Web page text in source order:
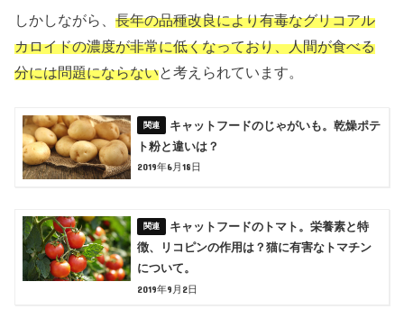
しかしながら、長年の品種改良により有毒なグリコアル
カロイドの濃度が非常に低くなっており、人間が食べる
分には問題にならないと考えられています。
キャットフードのじゃがいも。乾燥ポテ
ト粉と違いは？
2019年6月18日
キャットフードのトマト。栄養素と特
徴、リコピンの作用は？猫に有害なトマチン
について。
2019年9月2日